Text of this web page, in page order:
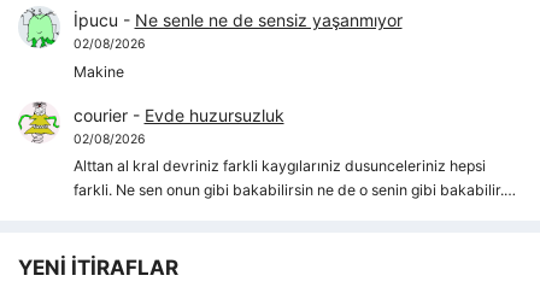
İpucu - Ne senle ne de sensiz yaşanmıyor
02/08/2026
Makine
courier- Evde huzursuzluk
02/08/2026
Alttan al kral devriniz farkli kaygılarıniz dusunceleriniz hepsi
farkli. Ne sen onun gibi bakabilirsin ne de o senin gibi bakabilir.…
YENİ İTİRAFLAR